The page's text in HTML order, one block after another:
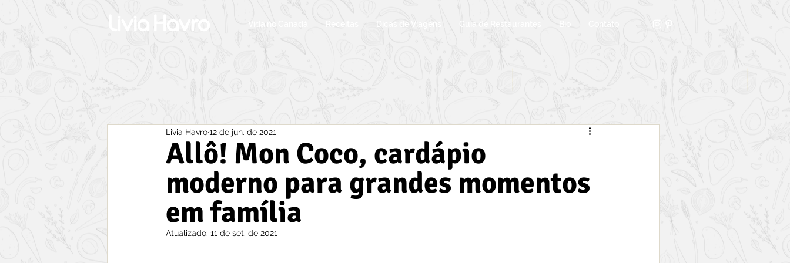
Contato
Bio
Guia de Restaurantes
Dicas de Viagens
Receitas
Vida no Canadá
Allô! Mon Coco, cardápio
moderno para grandes momentos
em família
Livia Havro12 de jun. de 2021
Atualizado: 11 de set. de 2021